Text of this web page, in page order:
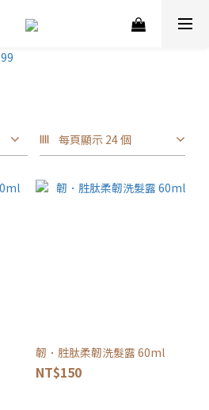
每頁顯示 24 個
韌．胜肽柔韌洗髮露 60ml
NT$150